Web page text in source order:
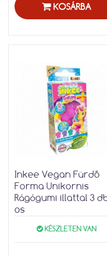
KOSÁRBA
Inkee Vegan Fürdő
Forma Unikornis
Rágógumi illattal 3
os
KÉSZLETEN VAN